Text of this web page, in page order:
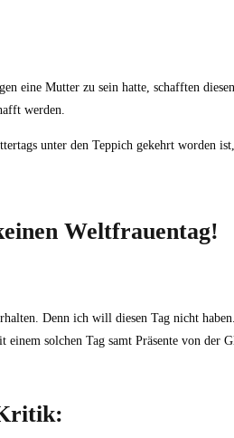
eine Mutter zu sein hatte, schafften
werden.
unter den Teppich gekehrt worden
Weltfrauentag!
Denn ich will diesen Tag nicht haben.
solchen Tag samt Präsente von